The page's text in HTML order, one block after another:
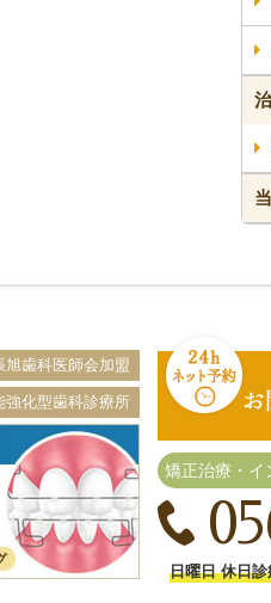
旭歯科医師会加盟
強化型歯科診療所
矯正治療・イ
日曜日 休日診